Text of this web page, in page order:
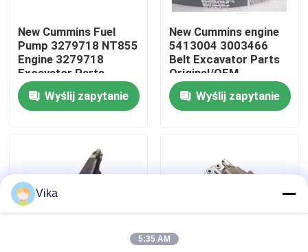
Kontrola jakości
Skontaktuj się z nami
Aktualności
Poprosić o wycenę
Części zamienne Liugong
Części zamienne Cuminsa
New Cummins Fuel
Pump 3279718 NT855
Engine 3279718
Excavator Parts
Original/OEM
Wyślij zapytanie
New Cummins engine
5413004 3003466
Belt Excavator Parts
Original/OEM
Wyślij zapytanie
Vika
5:35 AM